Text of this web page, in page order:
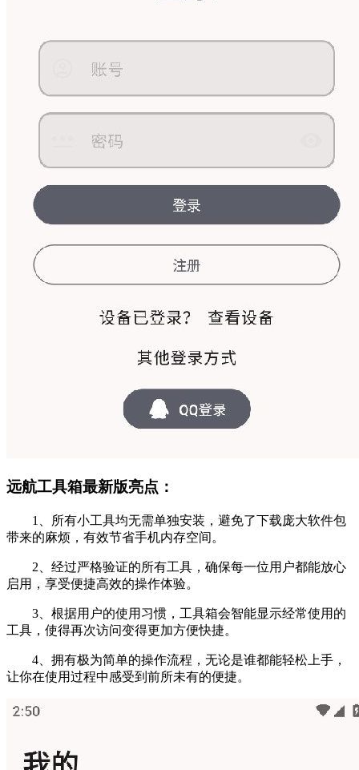
远航工具箱最新版亮点：
1、所有小工具均无需单独安装，避免了下载庞大软件包
带来的麻烦，有效节省手机内存空间。
2、经过严格验证的所有工具，确保每一位用户都能放心
启用，享受便捷高效的操作体验。
3、根据用户的使用习惯，工具箱会智能显示经常使用的
工具，使得再次访问变得更加方便快捷。
4、拥有极为简单的操作流程，无论是谁都能轻松上手，
让你在使用过程中感受到前所未有的便捷。